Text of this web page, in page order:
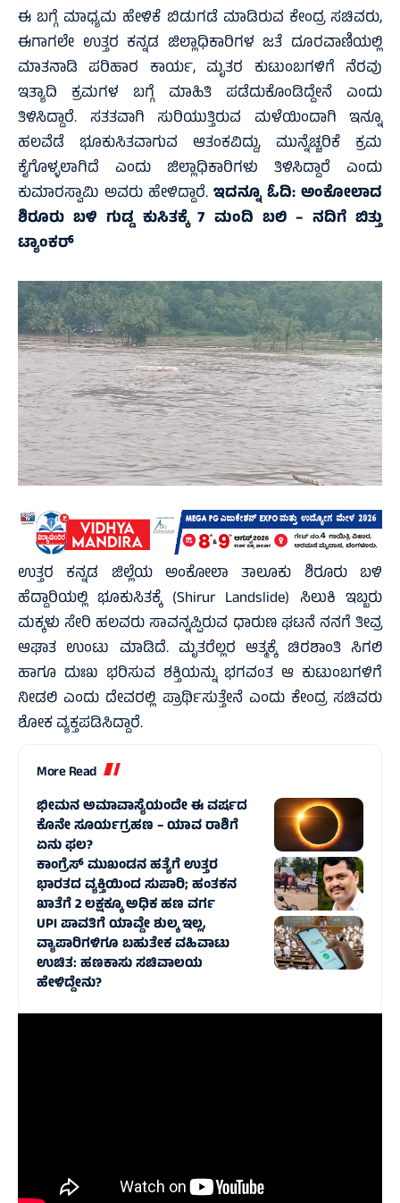
ಈ ಬಗ್ಗೆ ಮಾಧ್ಯಮ ಹೇಳಿಕೆ ಬಿಡುಗಡೆ ಮಾಡಿರುವ ಕೇಂದ್ರ ಸಚಿವರು,
ಈಗಾಗಲೇ ಉತ್ತರ ಕನ್ನಡ ಜಿಲ್ಲಾಧಿಕಾರಿಗಳ ಜತೆ ದೂರವಾಣಿಯಲ್ಲಿ
ಮಾತನಾಡಿ ಪರಿಹಾರ ಕಾರ್ಯ, ಮೃತರ ಕುಟುಂಬಗಳಿಗೆ ನೆರವು
ಇತ್ಯಾದಿ ಕ್ರಮಗಳ ಬಗ್ಗೆ ಮಾಹಿತಿ ಪಡೆದುಕೊಂಡಿದ್ದೇನೆ ಎಂದು
ತಿಳಿಸಿದ್ದಾರೆ. ಸತತವಾಗಿ ಸುರಿಯುತ್ತಿರುವ ಮಳೆಯಿಂದಾಗಿ ಇನ್ನೂ
ಹಲವೆಡೆ ಭೂಕುಸಿತವಾಗುವ ಆತಂಕವಿದ್ದು, ಮುನ್ನೆಚ್ಚರಿಕೆ ಕ್ರಮ
ಕೈಗೊಳ್ಳಲಾಗಿದೆ ಎಂದು ಜಿಲ್ಲಾಧಿಕಾರಿಗಳು ತಿಳಿಸಿದ್ದಾರೆ ಎಂದು
ಕುಮಾರಸ್ವಾಮಿ ಅವರು ಹೇಳಿದ್ದಾರೆ. ಇದನ್ನೂ ಓದಿ: ಅಂಕೋಲಾದ
ಶಿರೂರು ಬಳಿ ಗುಡ್ಡ ಕುಸಿತಕ್ಕೆ 7 ಮಂದಿ ಬಲಿ – ನದಿಗೆ ಬಿತ್ತು
ಟ್ಯಾಂಕರ್‌
ಉತ್ತರ ಕನ್ನಡ ಜಿಲ್ಲೆಯ ಅಂಕೋಲಾ ತಾಲೂಕು ಶಿರೂರು ಬಳಿ
ಹೆದ್ದಾರಿಯಲ್ಲಿ ಭೂಕುಸಿತಕ್ಕೆ (Shirur Landslide) ಸಿಲುಕಿ ಇಬ್ಬರು
ಮಕ್ಕಳು ಸೇರಿ ಹಲವರು ಸಾವನ್ನಪ್ಪಿರುವ ಧಾರುಣ ಘಟನೆ ನನಗೆ ತೀವ್ರ
ಆಘಾತ ಉಂಟು ಮಾಡಿದೆ. ಮೃತರೆಲ್ಲರ ಆತ್ಮಕ್ಕೆ ಚಿರಶಾಂತಿ ಸಿಗಲಿ
ಹಾಗೂ ದುಃಖ ಭರಿಸುವ ಶಕ್ತಿಯನ್ನು ಭಗವಂತ ಆ ಕುಟುಂಬಗಳಿಗೆ
ನೀಡಲಿ ಎಂದು ದೇವರಲ್ಲಿ ಪ್ರಾರ್ಥಿಸುತ್ತೇನೆ ಎಂದು ಕೇಂದ್ರ ಸಚಿವರು
ಶೋಕ ವ್ಯಕ್ತಪಡಿಸಿದ್ದಾರೆ.
More Read
ಭೀಮನ ಅಮಾವಾಸ್ಯೆಯಂದೇ ಈ ವರ್ಷದ
ಕೊನೇ ಸೂರ್ಯಗ್ರಹಣ – ಯಾವ ರಾಶಿಗೆ
ಏನು ಫಲ?
ಕಾಂಗ್ರೆಸ್‌ ಮುಖಂಡನ ಹತ್ಯೆಗೆ ಉತ್ತರ
ಭಾರತದ ವ್ಯಕ್ತಿಯಿಂದ ಸುಪಾರಿ; ಹಂತಕನ
ಖಾತೆಗೆ 2 ಲಕ್ಷಕ್ಕೂ ಅಧಿಕ ಹಣ ವರ್ಗ
UPI ಪಾವತಿಗೆ ಯಾವ್ದೇ ಶುಲ್ಕ ಇಲ್ಲ,
ವ್ಯಾಪಾರಿಗಳಿಗೂ ಬಹುತೇಕ ವಹಿವಾಟು
ಉಚಿತ: ಹಣಕಾಸು ಸಚಿವಾಲಯ
ಹೇಳಿದ್ದೇನು?